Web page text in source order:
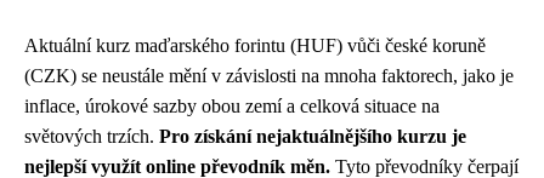
Aktuální kurz maďarského forintu (HUF) vůči české koruně
(CZK) se neustále mění v závislosti na mnoha faktorech, jako je
inflace, úrokové sazby obou zemí a celková situace na
světových trzích. Pro získání nejaktuálnějšího kurzu je
nejlepší využít online převodník měn. Tyto převodníky čerpají